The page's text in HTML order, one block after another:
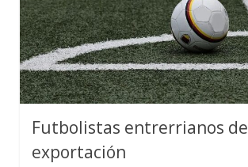
Futbolistas entrerrianos de
exportación